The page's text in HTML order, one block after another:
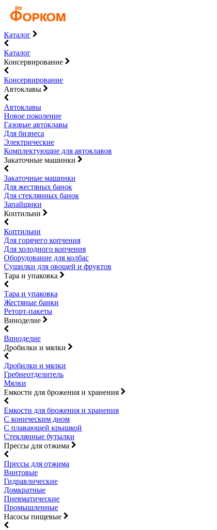
Каталог
Каталог
Консервирование
Консервирование
Автоклавы
Автоклавы
Новое поколение
Газовые автоклавы
Для бизнеса
Электрические
Комплектующие для автоклавов
Закаточные машинки
Закаточные машинки
Для жестяных банок
Для стеклянных банок
Запайщики
Коптильни
Коптильни
Для горячего копчения
Для холодного копчения
Оборудование для колбас
Сушилки для овощей и фруктов
Тара и упаковка
Тара и упаковка
Жестяные банки
Реторт-пакеты
Виноделие
Виноделие
Дробилки и мялки
Дробилки и мялки
Гребнеотделитель
Мялки
Емкости для брожения и хранения
Емкости для брожения и хранения
С коническим дном
С плавающей крышкой
Стеклянные бутылки
Прессы для отжима
Прессы для отжима
Винтовые
Гидравлические
Домкратные
Пневматические
Промышленные
Насосы пищевые